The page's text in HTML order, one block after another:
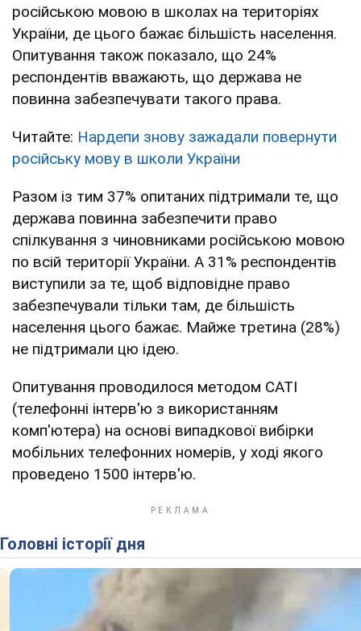
російською мовою в школах на територіях
України, де цього бажає більшість населення.
Опитування також показало, що 24%
респондентів вважають, що держава не
повинна забезпечувати такого права.
Читайте: Нардепи знову зажадали повернути
російську мову в школи України
Разом із тим 37% опитаних підтримали те, що
держава повинна забезпечити право
спілкування з чиновниками російською мовою
по всій території України. А 31% респондентів
виступили за те, щоб відповідне право
забезпечували тільки там, де більшість
населення цього бажає. Майже третина (28%)
не підтримали цю ідею.
Опитування проводилося методом CATI
(телефонні інтерв'ю з використанням
комп'ютера) на основі випадкової вибірки
мобільних телефонних номерів, у ході якого
проведено 1500 інтерв'ю.
Головні історії дня